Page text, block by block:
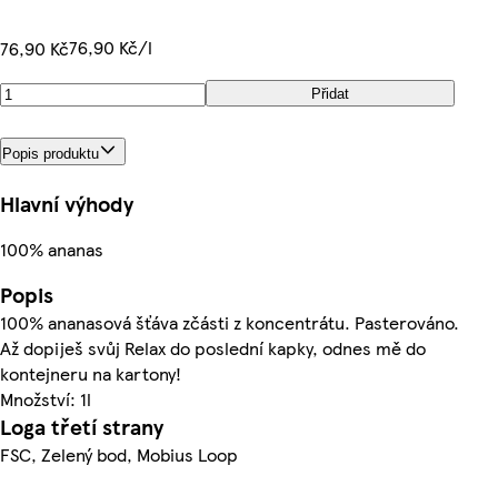
76,90 Kč76,90 Kč/l
Přidat
Popis produktu
Hlavní výhody
100% ananas
Popis
100% ananasová šťáva zčásti z koncentrátu. Pasterováno.
Až dopiješ svůj Relax do poslední kapky, odnes mě do
kontejneru na kartony!
Množství: 1l
Loga třetí strany
FSC, Zelený bod, Mobius Loop